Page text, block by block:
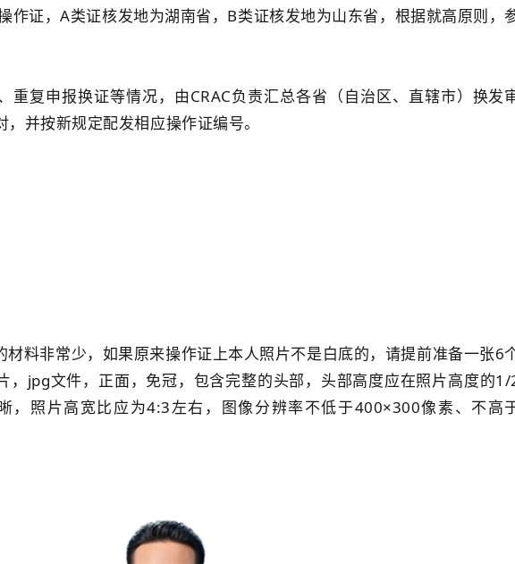
作证，A类证核发地为湖南省，B类证核发地为山东省，根据就高原则，
复申报换证等情况，由CRAC负责汇总各省（自治区、直辖市）换发
并按新规定配发相应操作证编号。
材料非常少，如果原来操作证上本人照片不是白底的，请提前准备一张6
，jpg文件，正面，免冠，包含完整的头部，头部高度应在照片高度的1/
，照片高宽比应为4:3左右，图像分辨率不低于400×300像素、不高